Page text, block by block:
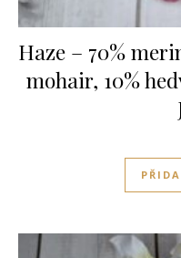
Haze – 70%
mohair, 10%